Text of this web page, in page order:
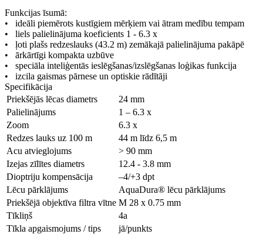
Funkcijas īsumā:
• ideāli piemērots kustīgiem mērķiem vai ātram medību tempam
• liels palielinājuma koeficients 1 - 6.3 x
• ļoti plašs redzeslauks (43.2 m) zemākajā palielinājuma pakāpē
• ārkārtīgi kompakta uzbūve
• speciāla inteliģentās ieslēgšanas/izslēgšanas loģikas funkcija
• izcila gaismas pārnese un optiskie rādītāji
Specifikācija
Priekšējās lēcas diametrs
24 mm
Palielinājums
1 – 6.3 x
Zoom
6.3 x
Redzes lauks uz 100 m
44 m līdz 6,5 m
Acu atvieglojums
> 90 mm
Izejas zīlītes diametrs
12.4 - 3.8 mm
Dioptriju kompensācija
–4/+3 dpt
Lēcu pārklājums
AquaDura® lēcu pārklājums
Priekšējā objektīva filtra vītne M 28 x 0.75 mm
Tīkliņš
4a
Tīkla apgaismojums / tips
jā/punkts